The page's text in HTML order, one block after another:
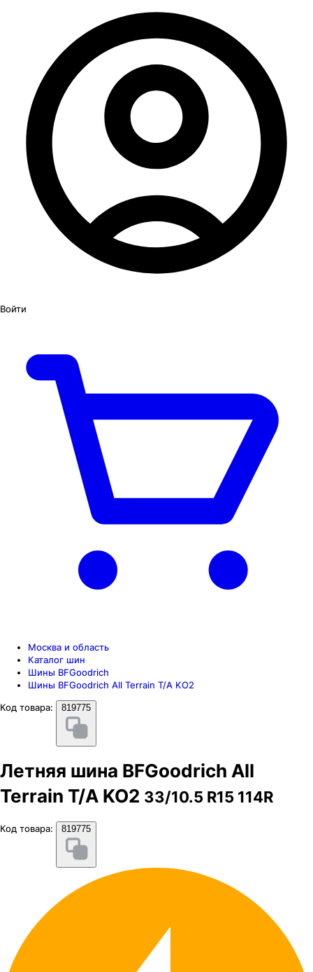
Войти
Москва и область
Каталог шин
Шины BFGoodrich
Шины BFGoodrich All Terrain T/A KO2
Код товара:
819775
Летняя шина BFGoodrich All
Terrain T/A KO2 33/10.5 R15 114R
Код товара: 819775